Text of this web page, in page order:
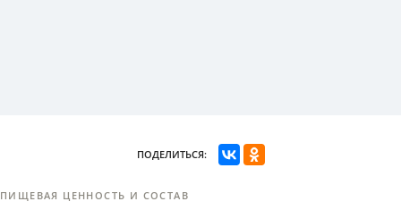
ПОДЕЛИТЬСЯ:
ПИЩЕВАЯ ЦЕННОСТЬ И СОСТАВ